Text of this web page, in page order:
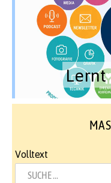
Lernt
Volltext